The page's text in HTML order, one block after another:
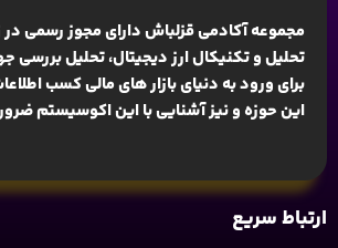
مجموعه آکادمی قزلباش دارای مجوز رسمی در
تحلیل و تکنیکال ارز دیجیتال، تحلیل بررسی
برای ورود به دنیای بازار های مالی کسب
این حوزه و نیز آشنایی با این اکوسیستم
ارتباط سریع